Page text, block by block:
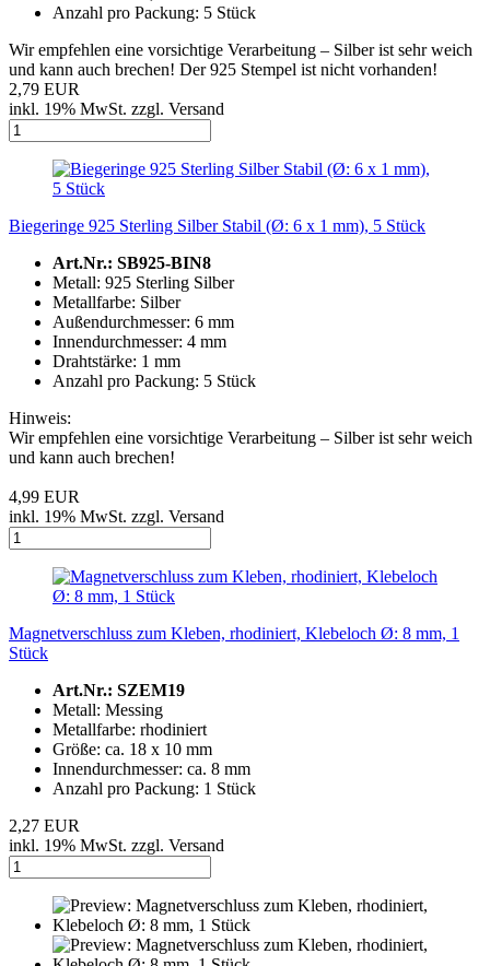
Anzahl pro Packung: 5 Stück
Wir empfehlen eine vorsichtige Verarbeitung – Silber ist sehr weich
und kann auch brechen! Der 925 Stempel ist nicht vorhanden!
2,79 EUR
inkl. 19% MwSt. zzgl. Versand
Biegeringe 925 Sterling Silber Stabil (Ø: 6 x 1 mm), 5 Stück
Art.Nr.: SB925-BIN8
Metall: 925 Sterling Silber
Metallfarbe: Silber
Außendurchmesser: 6 mm
Innendurchmesser: 4 mm
Drahtstärke: 1 mm
Anzahl pro Packung: 5 Stück
Hinweis:
Wir empfehlen eine vorsichtige Verarbeitung – Silber ist sehr weich
und kann auch brechen!
4,99 EUR
inkl. 19% MwSt. zzgl. Versand
Magnetverschluss zum Kleben, rhodiniert, Klebeloch Ø: 8 mm, 1
Stück
Art.Nr.: SZEM19
Metall: Messing
Metallfarbe: rhodiniert
Größe: ca. 18 x 10 mm
Innendurchmesser: ca. 8 mm
Anzahl pro Packung: 1 Stück
2,27 EUR
inkl. 19% MwSt. zzgl. Versand